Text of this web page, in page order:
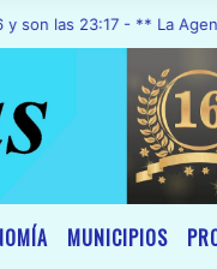
- ** La Agencia de
MUNICIPIOS